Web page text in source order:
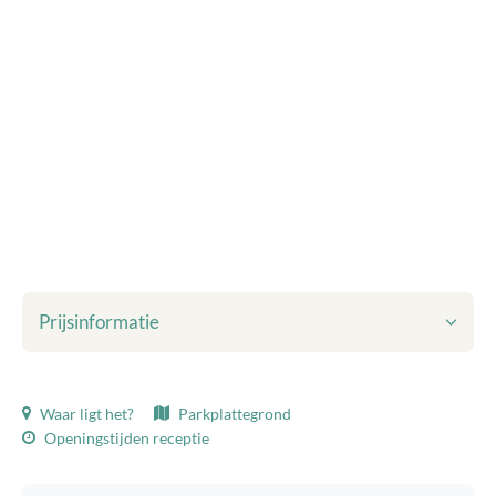
Prijsinformatie
Getoonde prijzen zijn inclusief:
Toeristenbelasting
Bedlinnen
Waar ligt het?
Parkplattegrond
Openingstijden receptie